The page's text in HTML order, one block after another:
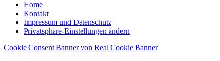
Home
Kontakt
Impressum und Datenschutz
Privatsphäre-Einstellungen ändern
Cookie Consent Banner von Real Cookie Banner